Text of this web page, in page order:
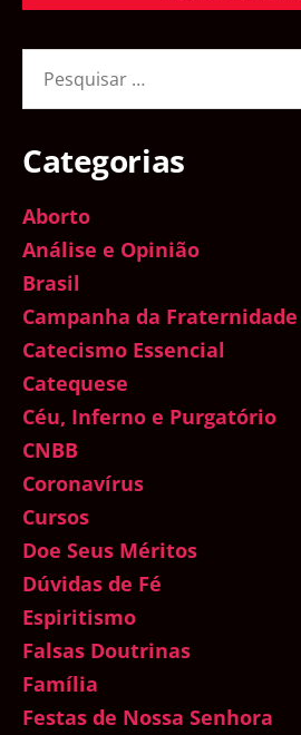
por:
Categorias
Aborto
Análise e Opinião
Brasil
Campanha da Fraternidade
Catecismo Essencial
Catequese
Céu, Inferno e Purgatório
CNBB
Coronavírus
Cursos
Doe Seus Méritos
Dúvidas de Fé
Espiritismo
Falsas Doutrinas
Família
Festas de Nossa Senhora